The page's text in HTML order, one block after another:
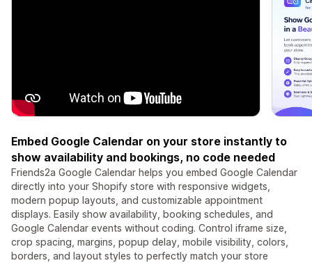
Embed Google Calendar on your store instantly to
show availability and bookings, no code needed
Friends2a Google Calendar helps you embed Google Calendar
directly into your Shopify store with responsive widgets,
modern popup layouts, and customizable appointment
displays. Easily show availability, booking schedules, and
Google Calendar events without coding. Control iframe size,
crop spacing, margins, popup delay, mobile visibility, colors,
borders, and layout styles to perfectly match your store